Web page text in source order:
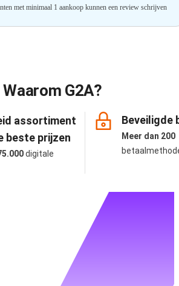
met minimaal 1 aankoop kunnen een review schrijven
Waarom G2A?
assortiment
beste prijzen
digitale
Beveiligde
Meer dan 200